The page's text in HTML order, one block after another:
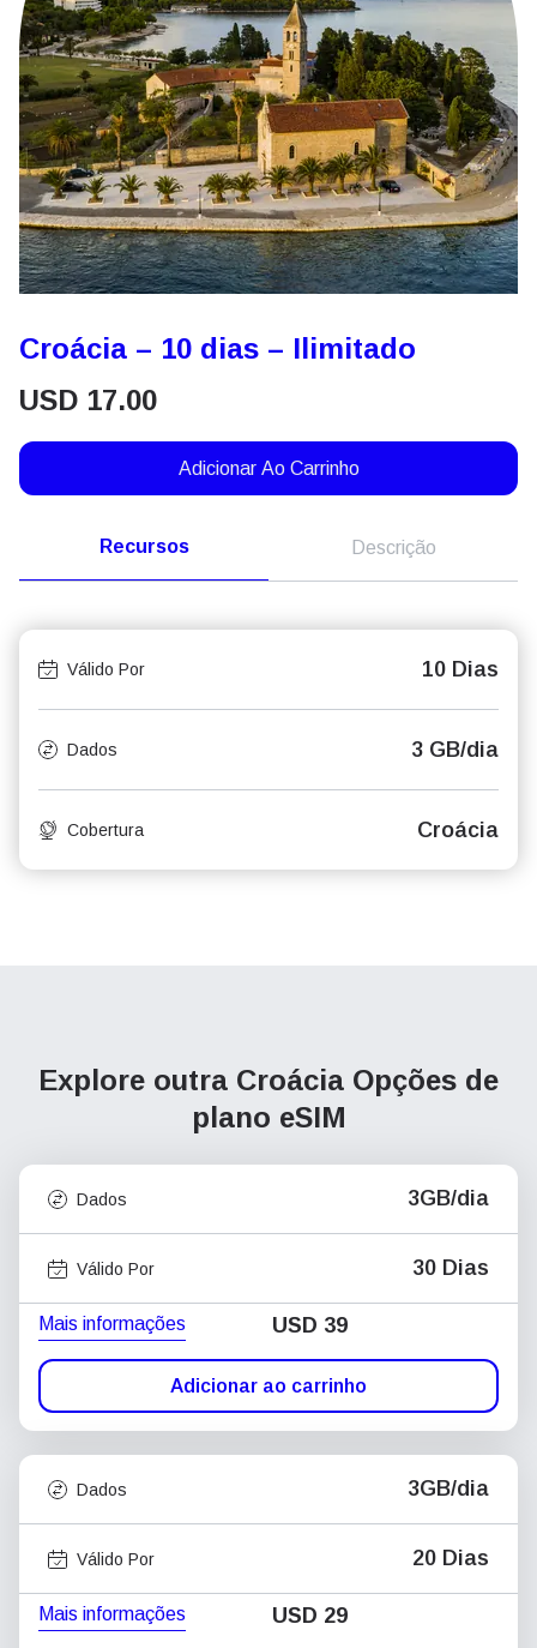
Croácia – 10 dias – Ilimitado
USD 17.00
Adicionar Ao Carrinho
Recursos Descrição
Válido Por 10 Dias
Dados 3 GB/dia
Cobertura Croácia
Explore outra Croácia Opções de
plano eSIM
Dados 3GB/dia
Válido Por 30 Dias
Mais informações USD 39
Adicionar ao carrinho
Dados 3GB/dia
Válido Por 20 Dias
Mais informações USD 29